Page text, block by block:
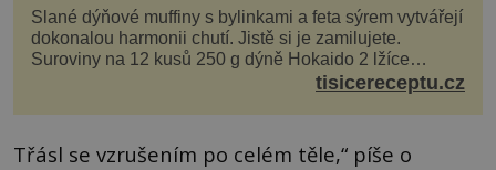
Slané dýňové muffiny s bylinkami a feta sýrem vytvářejí
dokonalou harmonii chutí. Jistě si je zamilujete.
Suroviny na 12 kusů 250 g dýně Hokaido 2 lžíce
olivového oleje sůl, pepř hrst nasekaných špen...
tisicereceptu.cz
Třásl se vzrušením po celém těle,“ píše o